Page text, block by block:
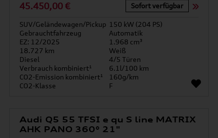
45.450,00 € Sofort verfügbar
SUV/Geländewagen/Pickup 150 kW (204 PS)
Gebrauchtfahrzeug
Automatik
EZ: 12/2025
1.968 cm³
18.727 km
Weiß
Diesel
4/5 Türen
Verbrauch kombiniert¹
6.1l/100 km
CO2-Emission kombiniert¹
160g/km
CO2-Klasse
F
Audi Q5 55 TFSI e qu S line MATRIX
AHK PANO 360° 21"